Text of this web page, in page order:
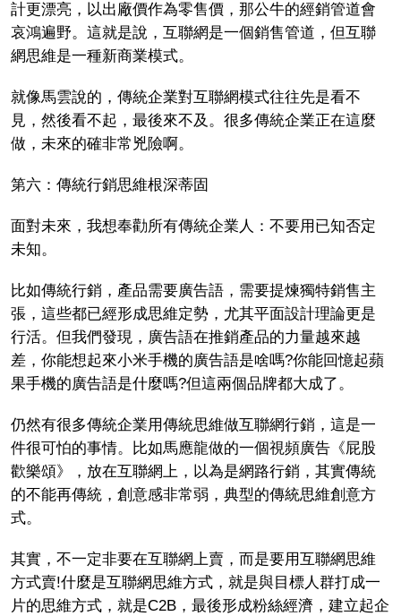
計更漂亮，以出廠價作為零售價，那公牛的經銷管道會
哀鴻遍野。這就是說，互聯網是一個銷售管道，但互聯
網思維是一種新商業模式。
就像馬雲說的，傳統企業對互聯網模式往往先是看不
見，然後看不起，最後來不及。很多傳統企業正在這麼
做，未來的確非常兇險啊。
第六：傳統行銷思維根深蒂固
面對未來，我想奉勸所有傳統企業人：不要用已知否定
未知。
比如傳統行銷，產品需要廣告語，需要提煉獨特銷售主
張，這些都已經形成思維定勢，尤其平面設計理論更是
行活。但我們發現，廣告語在推銷產品的力量越來越
差，你能想起來小米手機的廣告語是啥嗎?你能回憶起蘋
果手機的廣告語是什麼嗎?但這兩個品牌都大成了。
仍然有很多傳統企業用傳統思維做互聯網行銷，這是一
件很可怕的事情。比如馬應龍做的一個視頻廣告《屁股
歡樂頌》，放在互聯網上，以為是網路行銷，其實傳統
的不能再傳統，創意感非常弱，典型的傳統思維創意方
式。
其實，不一定非要在互聯網上賣，而是要用互聯網思維
方式賣!什麼是互聯網思維方式，就是與目標人群打成一
片的思維方式，就是C2B，最後形成粉絲經濟，建立起企